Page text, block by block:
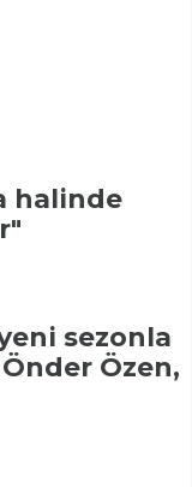
halinde
sezonla
Özen,